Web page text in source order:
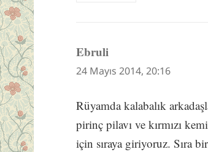
Ebruli
ki:
24 Mayıs 2014, 20:16
Rüyamda kalabalık
pirinç pilavı ve kırmızı
için sıraya giriyoruz. Sıra